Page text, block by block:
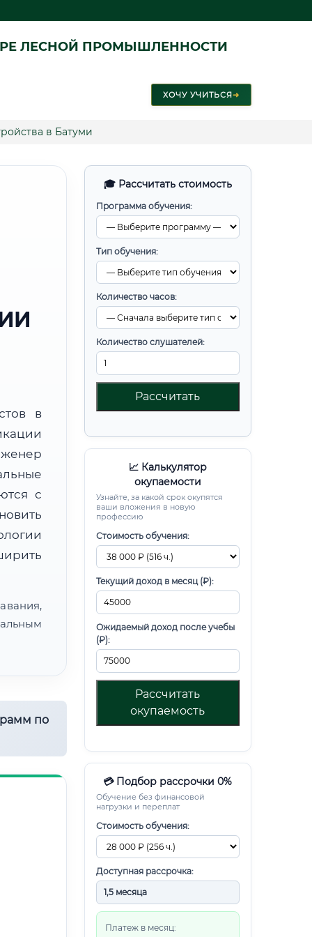
ЛЕСНОЙ ПРОМЫШЛЕННОСТИ
ХОЧУ УЧИТЬСЯ➜
в Батуми
🎓 Рассчитать стоимость
Программа обучения:
Тип обучения:
Количество часов:
Количество слушателей:
Рассчитать
📈 Калькулятор
окупаемости
Узнайте, за какой срок окупятся
ваши вложения в новую
профессию
Стоимость обучения:
Текущий доход в месяц (₽):
Ожидаемый доход после учебы
(₽):
Рассчитать
окупаемость
💳 Подбор рассрочки 0%
Обучение без финансовой
нагрузки и переплат
Стоимость обучения:
Доступная рассрочка:
Платеж в месяц:
в
с
по